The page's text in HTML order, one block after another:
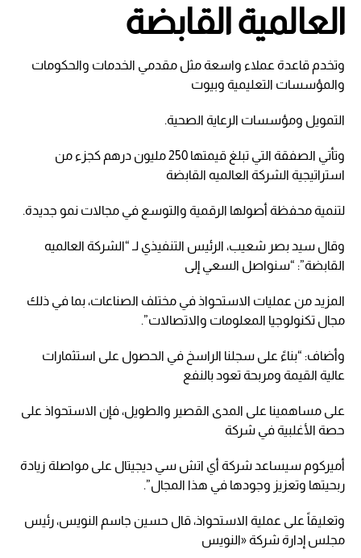
العالمية القابضة
وتخدم قاعدة عملاء واسعة مثل مقدمي الخدمات والحكومات
والمؤسسات التعليمية وبيوت
التمويل ومؤسسات الرعاية الصحية.
وتأتي الصفقة التي تبلغ قيمتها 250 مليون درهم كجزء من
استراتيجية الشركة العالميه القابضة
لتنمية محفظة أصولها الرقمية والتوسع في مجالات نمو جديدة.
وقال سيد بصر شعيب، الرئيس التنفيذي لـ “الشركة العالميه
القابضة”: “سنواصل السعي إلى
المزيد من عمليات الاستحواذ في مختلف الصناعات، بما في ذلك
مجال تكنولوجيا المعلومات والاتصالات”.
وأضاف: “بناءً على سجلنا الراسخ في الحصول على استثمارات
عالية القيمة ومربحة تعود بالنفع
على مساهمينا على المدى القصير والطويل، فإن الاستحواذ على
حصة الأغلبية في شركة
أميركوم سيساعد شركة أي اتش سي ديجيتال على مواصلة زيادة
ربحيتها وتعزيز وجودها في هذا المجال”.
وتعليقاً على عملية الاستحواذ، قال حسين جاسم النويس، رئيس
مجلس إدارة شركة «النويس